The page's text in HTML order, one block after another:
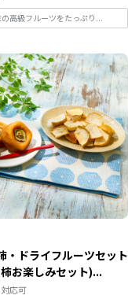
高級フルーツをたっぷり...
・ドライフルーツセット
お楽しみセット)...
応可